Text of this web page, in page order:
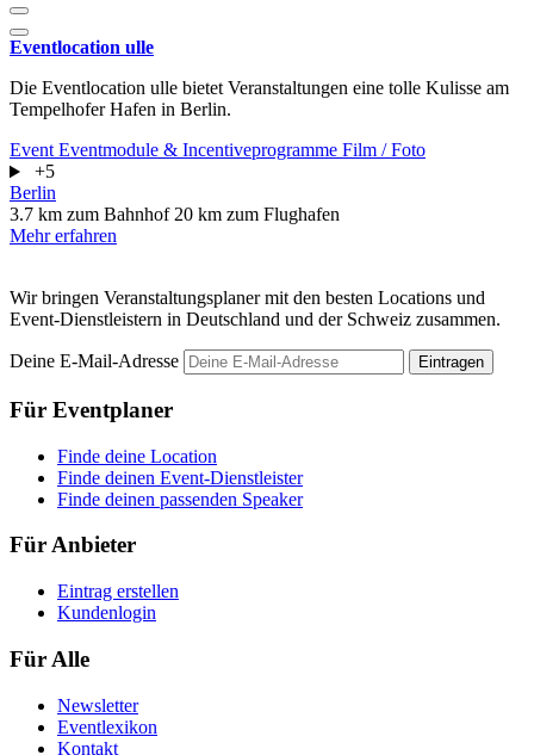
Eventlocation ulle
Die Eventlocation ulle bietet Veranstaltungen eine tolle Kulisse am
Tempelhofer Hafen in Berlin.
Event Eventmodule & Incentiveprogramme Film / Foto
+5
Berlin
3.7 km zum Bahnhof 20 km zum Flughafen
Mehr erfahren
Wir bringen Veranstaltungsplaner mit den besten Locations und
Event-Dienstleistern in Deutschland und der Schweiz zusammen.
Deine E-Mail-Adresse Eintragen
Für Eventplaner
Finde deine Location
Finde deinen Event-Dienstleister
Finde deinen passenden Speaker
Für Anbieter
Eintrag erstellen
Kundenlogin
Für Alle
Newsletter
Eventlexikon
Kontakt